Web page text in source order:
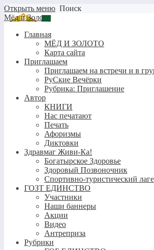
Открыть меню Поиск
Мёд и Золото
Главная
МЁД И ЗОЛОТО
Карта сайта
Приглашаем
Приглашаем на встречи и в
РуСкие Вечёрки
Рубрика: Приглашение
Автор
КНИГИ
Нас печатают
Печать
Афоризмы
Диктовки
Здравмаг Живи-Ка!
Богатырское Здоровье
Здоровый Позвоночник
Спортивно-туристический
ГОЗТ ЕДИНСТВО
Участники
Наши баннеры
Акции
Видео
Антреприза
Рубрики